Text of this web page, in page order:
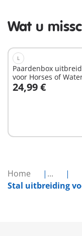
Home
...
Stal uitbreiding
Wat u
L
Paardenbox
voor Horses of
24,99 €
In winkelwagen